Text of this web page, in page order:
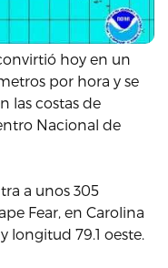
hoy en un
por hora y se
las costas de
Nacional de
a unos 305
Fear, en Carolina
longitud 79.1 oeste.